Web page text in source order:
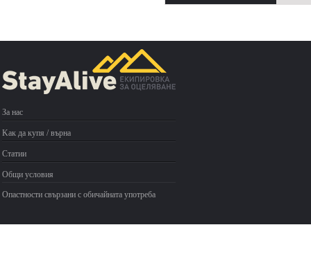
За нас
Kак да купя / върна
Статии
Общи условия
Опастности свързани с обичайната употреба